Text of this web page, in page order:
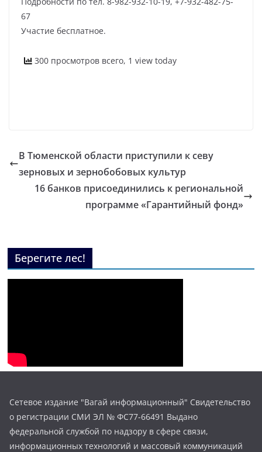
67
Участие бесплатное.
300 просмотров всего, 1 view today
В Тюменской области приступили к севу
зерновых и зернобобовых культур
16 банков присоединились к региональной
программе «Гарантийный фонд»
Берегите лес!
Сетевое издание "Вагай информационный" Свидетельство
о регистрации СМИ ЭЛ № ФС77-66491 Выдано
федеральной службой по надзору в сфере связи,
информационных технологий и массовый коммуникаций